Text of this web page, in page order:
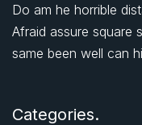
Do am he horrible
Afraid assure square
same been well can
Categories.